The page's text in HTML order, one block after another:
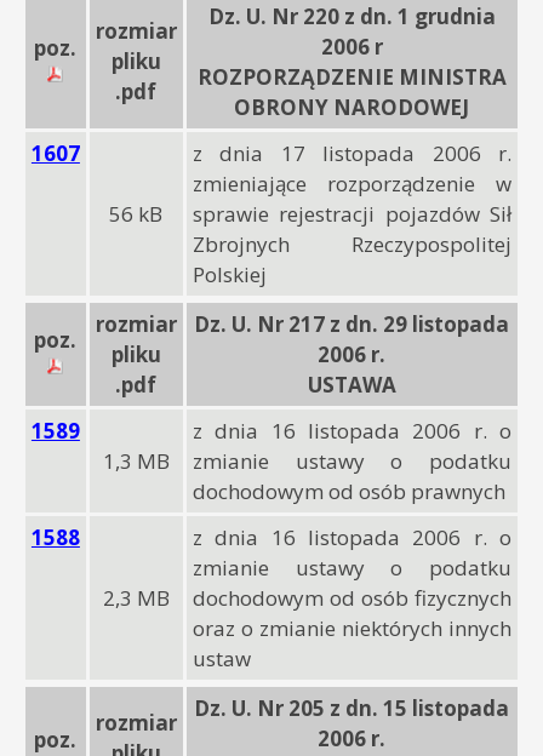
poz.
rozmiar
pliku
.pdf
Dz. U. Nr 220 z dn. 1 grudnia
2006 r
ROZPORZĄDZENIE MINISTRA
OBRONY NARODOWEJ
1607
56 kB
z dnia 17 listopada 2006 r.
zmieniające rozporządzenie w
sprawie rejestracji pojazdów Sił
Zbrojnych Rzeczypospolitej
Polskiej
poz.
rozmiar
pliku
.pdf
Dz. U. Nr 217 z dn. 29 listopada
2006 r.
USTAWA
1589
1,3 MB
z dnia 16 listopada 2006 r. o
zmianie ustawy o podatku
dochodowym od osób prawnych
1588
2,3 MB
z dnia 16 listopada 2006 r. o
zmianie ustawy o podatku
dochodowym od osób fizycznych
oraz o zmianie niektórych innych
ustaw
poz.
rozmiar
Dz. U. Nr 205 z dn. 15 listopada
2006 r.